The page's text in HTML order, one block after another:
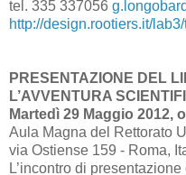
tel. 335 337056
http://design.rootiers.it/
PRESENTAZIONE DEL
L’AVVENTURA
Martedì 29 Maggio 2012,
Aula Magna del Rettorato
via Ostiense 159 - Roma,
L’incontro di